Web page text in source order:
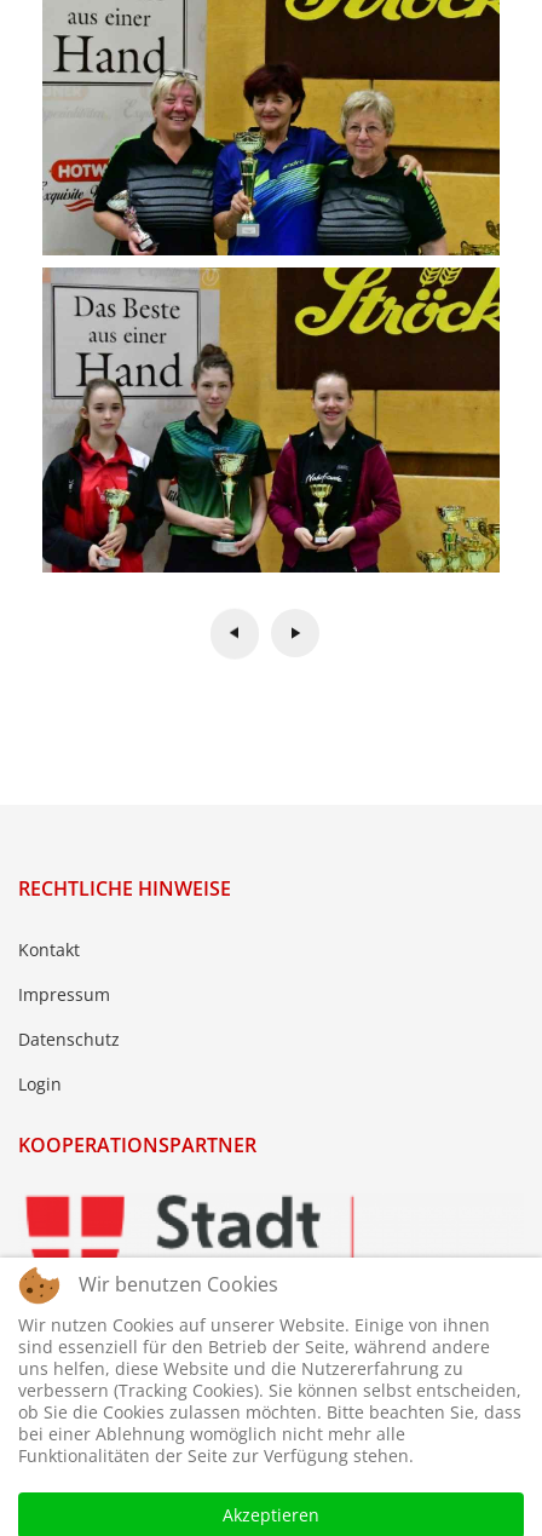
RECHTLICHE HINWEISE
Kontakt
Impressum
Datenschutz
Login
KOOPERATIONSPARTNER
Wir benutzen Cookies
Wir nutzen Cookies auf unserer Website. Einige von ihnen
sind essenziell für den Betrieb der Seite, während andere
uns helfen, diese Website und die Nutzererfahrung zu
verbessern (Tracking Cookies). Sie können selbst entscheiden,
ob Sie die Cookies zulassen möchten. Bitte beachten Sie, dass
bei einer Ablehnung womöglich nicht mehr alle
Funktionalitäten der Seite zur Verfügung stehen.
Akzeptieren